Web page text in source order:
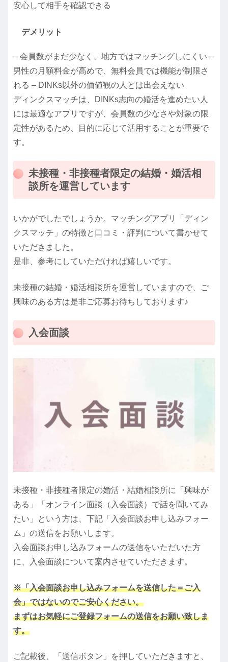
安心して相手を確認できる
デメリット
– 会員数がまだ少なく、地方ではマッチングしにくい –
男性の月額料金が高めで、無料会員では機能が制限さ
れる – DINKs以外の価値観の人とは出会えない
ディンクスマッチは、DINKs志向の婚活を進めたい人
には最適なアプリですが、会員数の少なさや対象の限
定性があるため、目的に応じて活用することが重要で
す。
未接種・非接種者限定の結婚・婚活相
談所を運営しています
いかがでしたでしょうか。マッチングアプリ「ディン
クスマッチ」の特徴と口コミ・評判について書かせて
いただきました。
是非、参考にしていただければ嬉しいです。
未接種の結婚・婚活相談所を運営していますので、ご
興味のある方は是非ご応募お待ちしております♪
入会面談
未接種・非接種者限定の婚活・結婚相談所に「興味が
ある」「オンライン面談（入会面談）で話を聞いてみ
たい」という方は、下記「入会面談お申し込みフォー
ム」の送信をお願いします。
入会面談お申し込みフォームの送信をいただいた方
に、入会面談について案内させていただきます。
※「入会面談お申し込みフォームを送信した＝ご入
会」ではないのでご安心ください。
まずはお気軽にご登録フォームの送信をお願い致しま
す。
ご記載後、「送信ボタン」を押していただきますと、